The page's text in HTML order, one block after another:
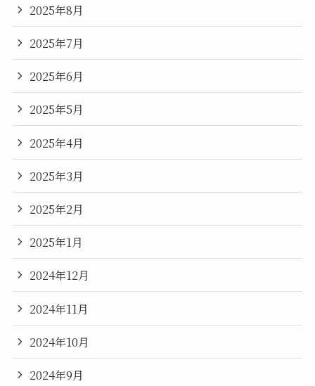
2025年8月
2025年7月
2025年6月
2025年5月
2025年4月
2025年3月
2025年2月
2025年1月
2024年12月
2024年11月
2024年10月
2024年9月